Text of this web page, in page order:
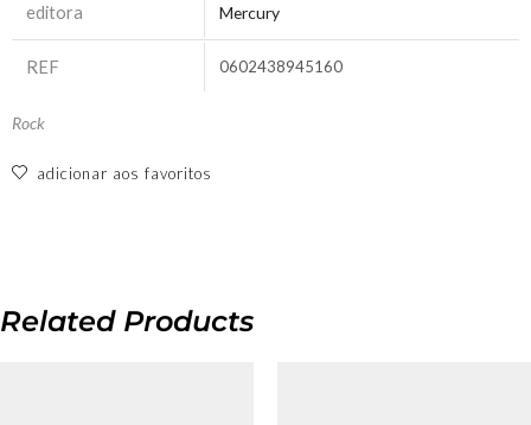
editora Mercury
REF 0602438945160
Rock
adicionar aos favoritos
Related Products